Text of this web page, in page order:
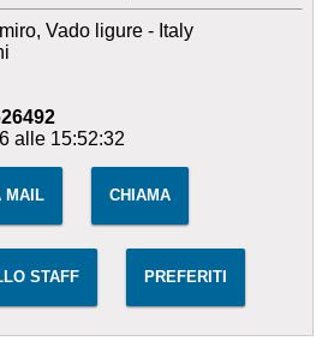
Vado ligure - Italy
alle 15:52:32
MAIL CHIAMA
STAFF PREFERITI